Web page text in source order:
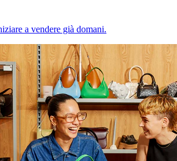
a vendere già domani.